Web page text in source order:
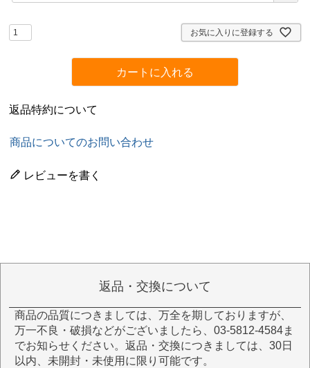
)
お気に入りに登録する
カートに入れる
返品特約について
商品についてのお問い合わせ
レビューを書く
返品・交換について
商品の品質につきましては、万全を期しておりますが、
万一不良・破損などがございましたら、03-5812-4584ま
でお知らせください。返品・交換につきましては、30日
以内、未開封・未使用に限り可能です。